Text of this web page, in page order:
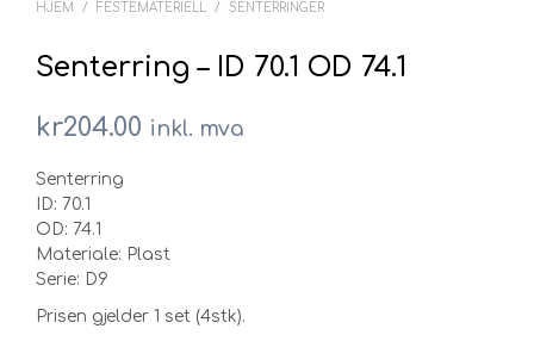
HJEM / FESTEMATERIELL / SENTERRINGER
Senterring – ID 70.1 OD 74.1
kr204.00 inkl. mva
Senterring
ID: 70.1
OD: 74.1
Materiale: Plast
Serie: D9
Prisen gjelder 1 set (4stk).